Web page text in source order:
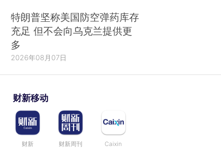
特朗普坚称美国防空弹药库存
充足 但不会向乌克兰提供更
多
2026年08月07日
财新移动
财新 财新周刊 Caixin